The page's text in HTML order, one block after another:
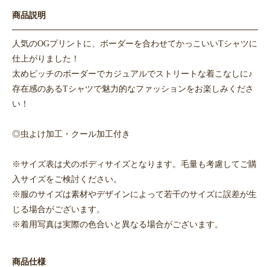
商品説明
人気のOGプリントに、ボーダーを合わせてかっこいいTシャツに
仕上がりました！
太めピッチのボーダーでカジュアルでストリートな着こなしに♪
存在感のあるTシャツで魅力的なファッションをお楽しみくださ
い！
◎虫よけ加工・クール加工付き
※サイズ表は犬のボディサイズとなります。毛量も考慮してご購
入サイズをご検討ください。
※服のサイズは素材やデザインによって若干のサイズに誤差が生
じる場合がございます。
※着用写真は実際の色合いと異なる場合がございます。
商品仕様